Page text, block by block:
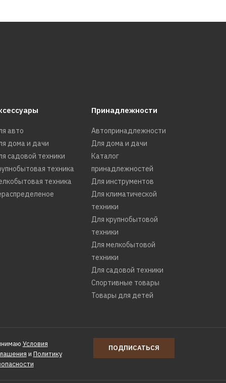
авто
дома и дачи
садовой техники
техника
техника
Принадлежности
Автопринадлежности
Для дома и дачи
Каталог
принадлежностей
Для инструментов
Для климатической
техники
Для крупнобытовой
техники
Для мелкобытовой
техники
Для садовой техники
Спортивные товары
Товары для детей
Условия
и Политику
ПОДПИСАТЬСЯ